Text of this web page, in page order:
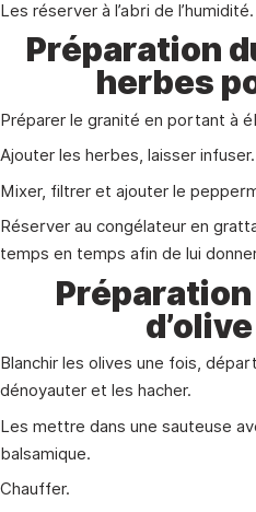
Les réserver à l’abri de l’humidité.
Préparation
herbes
Préparer le granité en portant à
Ajouter les herbes, laisser infuser.
Mixer, filtrer et ajouter le
Réserver au congélateur en
temps en temps afin de lui
Blanchir les olives une fois,
dénoyauter et les hacher.
Les mettre dans une sauteuse
balsamique.
Chauffer.